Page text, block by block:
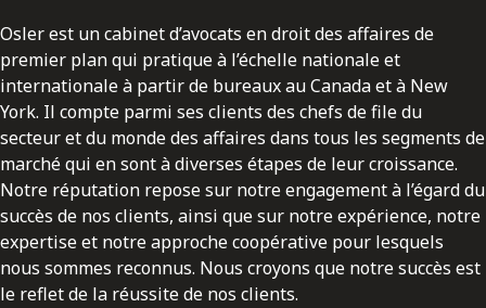
Osler est un cabinet d’avocats en droit des affaires de
premier plan qui pratique à l’échelle nationale et
internationale à partir de bureaux au Canada et à New
York. Il compte parmi ses clients des chefs de file du
secteur et du monde des affaires dans tous les segments de
marché qui en sont à diverses étapes de leur croissance.
Notre réputation repose sur notre engagement à l’égard du
succès de nos clients, ainsi que sur notre expérience, notre
expertise et notre approche coopérative pour lesquels
nous sommes reconnus. Nous croyons que notre succès est
le reflet de la réussite de nos clients.